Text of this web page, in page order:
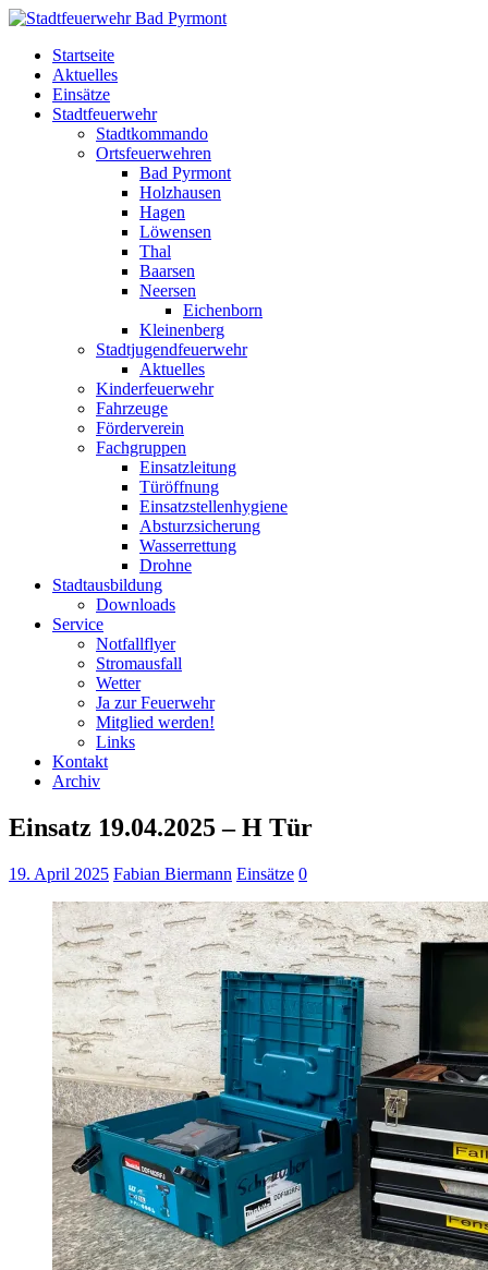
Startseite
Aktuelles
Einsätze
Stadtfeuerwehr
Stadtkommando
Ortsfeuerwehren
Bad Pyrmont
Holzhausen
Hagen
Löwensen
Thal
Baarsen
Neersen
Eichenborn
Kleinenberg
Stadtjugendfeuerwehr
Aktuelles
Kinderfeuerwehr
Fahrzeuge
Förderverein
Fachgruppen
Einsatzleitung
Türöffnung
Einsatzstellenhygiene
Absturzsicherung
Wasserrettung
Drohne
Stadtausbildung
Downloads
Service
Notfallflyer
Stromausfall
Wetter
Ja zur Feuerwehr
Mitglied werden!
Links
Kontakt
Archiv
Einsatz 19.04.2025 – H Tür
19. April 2025 Fabian Biermann Einsätze 0